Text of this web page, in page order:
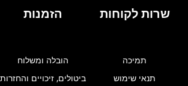
שרות לקוחות
תמיכה
תנאי שימוש
הזמנות
הובלה ומשלוח
ביטולים, זיכויים והחזרות